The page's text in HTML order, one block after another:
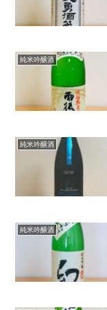
純米吟醸酒
純米吟醸酒
純米吟醸酒